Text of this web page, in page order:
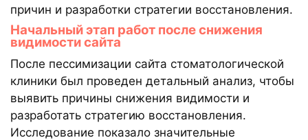
причин и разработки стратегии восстановления.
Начальный этап работ после снижения
видимости сайта
После пессимизации сайта стоматологической
клиники был проведен детальный анализ, чтобы
выявить причины снижения видимости и
разработать стратегию восстановления.
Исследование показало значительные